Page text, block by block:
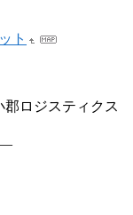
ト
ロジスティクス
―